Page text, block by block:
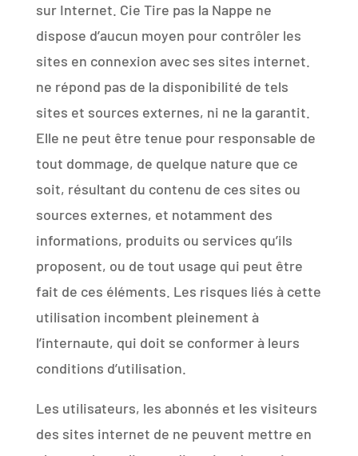
sur Internet. Cie Tire pas la Nappe ne
dispose d’aucun moyen pour contrôler les
sites en connexion avec ses sites internet.
ne répond pas de la disponibilité de tels
sites et sources externes, ni ne la garantit.
Elle ne peut être tenue pour responsable de
tout dommage, de quelque nature que ce
soit, résultant du contenu de ces sites ou
sources externes, et notamment des
informations, produits ou services qu’ils
proposent, ou de tout usage qui peut être
fait de ces éléments. Les risques liés à cette
utilisation incombent pleinement à
l’internaute, qui doit se conformer à leurs
conditions d’utilisation.
Les utilisateurs, les abonnés et les visiteurs
des sites internet de ne peuvent mettre en